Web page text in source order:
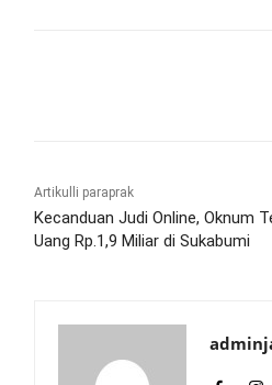
Artikulli paraprak
Kecanduan Judi Online, Oknum
Uang Rp.1,9 Miliar di Sukabumi